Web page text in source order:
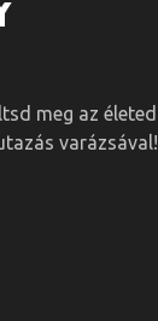
meg az életed
varázsával!